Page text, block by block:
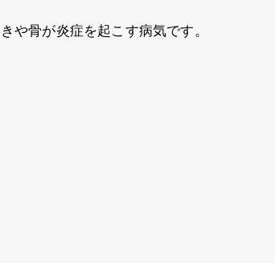
や骨が炎症を起こす病気です。